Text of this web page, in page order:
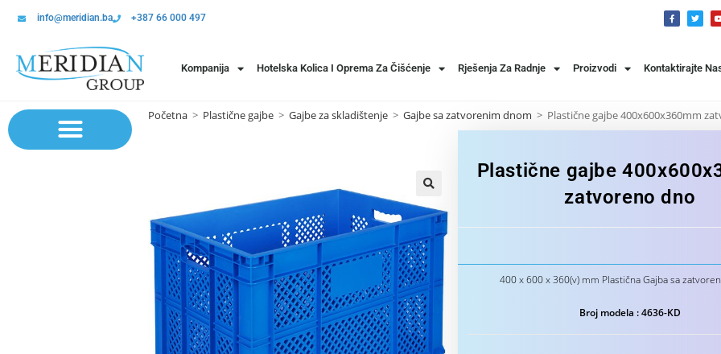
info@meridian.ba +387 66 000 497
Kompanija Hotelska Kolica I Oprema Za Čišćenje Rješenja Za Radnje Proizvodi Kontaktirajte
Početna > Plastične gajbe > Gajbe za skladištenje > Gajbe sa zatvorenim dnom > Plastične gajbe 400x600x360mm
Plastične gajbe
zatvoreno dno
400 x 600 x 360(v) mm Plastična Gajba sa
Broj modela : 4636-KD